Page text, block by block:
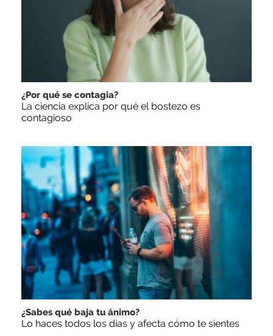
¿Por qué se contagia?
La ciencia explica por qué el bostezo es
contagioso
¿Sabes qué baja tu ánimo?
Lo haces todos los días y afecta cómo te sientes